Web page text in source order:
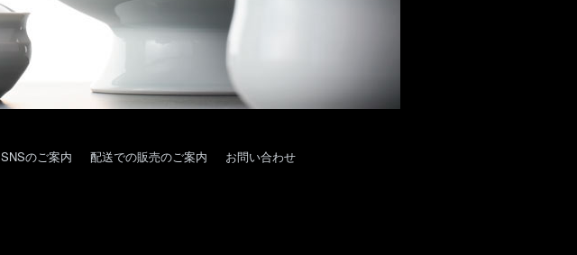
SNSのご案内 配送での販売のご案内 お問い合わせ